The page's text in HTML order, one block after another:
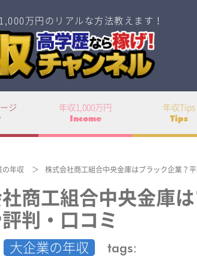
万円のリアルな方法教えます！
ジ 年収1,000万円
Income
年収Tips
Tips
の年収 ＞ 株式会社商工組合中央金庫はブラック企業？
商工組合中央金庫
判・口コミ
大企業の年収 tags: